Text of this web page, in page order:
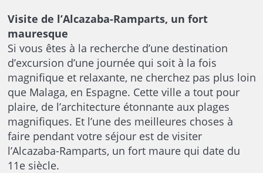
Visite de l’Alcazaba-Ramparts, un fort
mauresque
Si vous êtes à la recherche d’une destination
d’excursion d’une journée qui soit à la fois
magnifique et relaxante, ne cherchez pas plus loin
que Malaga, en Espagne. Cette ville a tout pour
plaire, de l’architecture étonnante aux plages
magnifiques. Et l’une des meilleures choses à
faire pendant votre séjour est de visiter
l’Alcazaba-Ramparts, un fort maure qui date du
11e siècle.